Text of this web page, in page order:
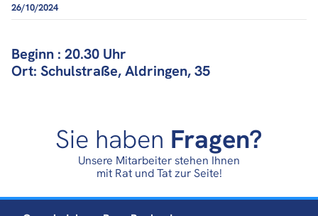
26/10/2024
Beginn : 20.30 Uhr
Ort: Schulstraße, Aldringen, 35
Sie haben Fragen?
Unsere Mitarbeiter stehen Ihnen
mit Rat und Tat zur Seite!